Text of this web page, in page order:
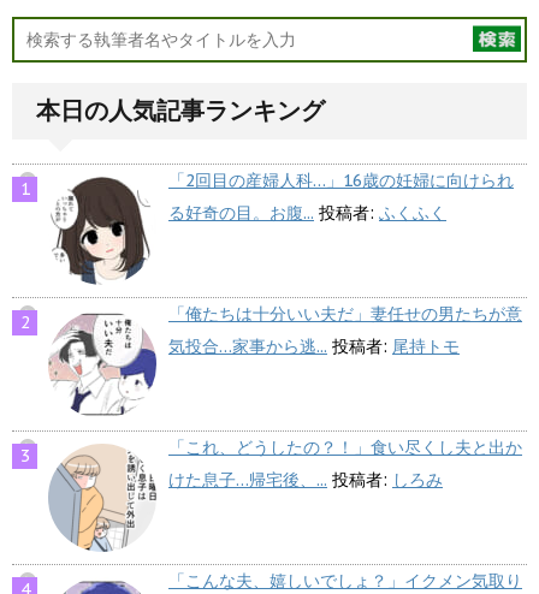
本日の人気記事ランキング
「2回目の産婦人科…」16歳の妊婦に向けられ
る好奇の目。お腹... 投稿者: ふくふく
「俺たちは十分いい夫だ」妻任せの男たちが意
気投合…家事から逃... 投稿者: 尾持トモ
「これ、どうしたの？！」食い尽くし夫と出か
けた息子…帰宅後、... 投稿者: しろみ
「こんな夫、嬉しいでしょ？」イクメン気取り